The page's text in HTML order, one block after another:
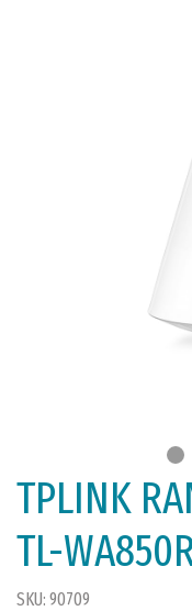
TPLINK
TL-
SKU: 90709